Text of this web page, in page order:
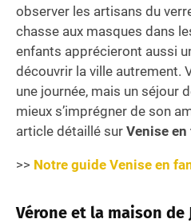
observer les artisans du
chasse aux masques dans
enfants apprécieront aussi
découvrir la ville autrement.
une journée, mais un séjour
mieux s’imprégner de son
article détaillé sur Venise
>> Notre guide Venise en
Vérone et la maison de